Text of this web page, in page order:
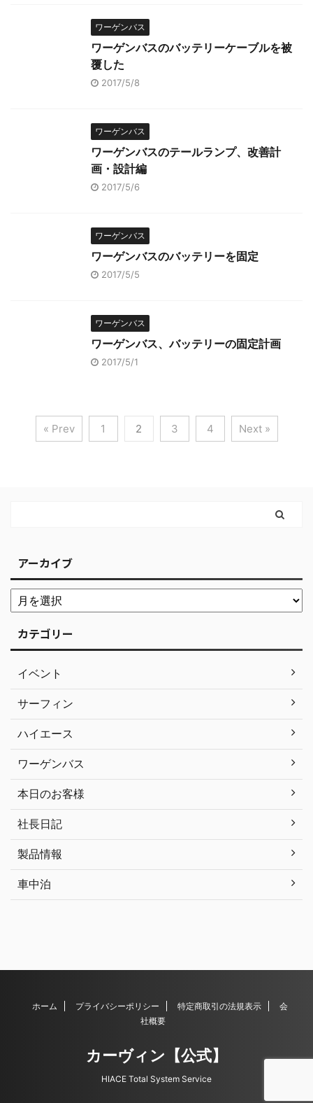
ワーゲンバス
ワーゲンバスのバッテリーケーブルを被
覆した
2017/5/8
ワーゲンバス
ワーゲンバスのテールランプ、改善計
画・設計編
2017/5/6
ワーゲンバス
ワーゲンバスのバッテリーを固定
2017/5/5
ワーゲンバス
ワーゲンバス、バッテリーの固定計画
2017/5/1
« Prev 1 2 3 4 Next »
アーカイブ
カテゴリー
イベント
サーフィン
ハイエース
ワーゲンバス
本日のお客様
社長日記
製品情報
車中泊
ホーム プライバシーポリシー 特定商取引の法規表示
会
社概要
カーヴィン【公式】
HIACE Total System Service
© 2026 カーヴィン【公式】